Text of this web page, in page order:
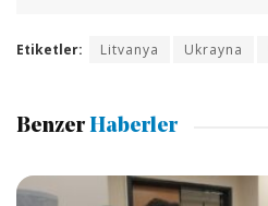
Etiketler: Litvanya Ukrayna
Benzer Haberler